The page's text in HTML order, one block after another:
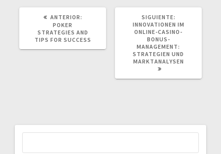
ANTERIOR:
POKER
STRATEGIES AND
TIPS FOR SUCCESS
SIGUIENTE:
POST:
INNOVATIONEN IM
ONLINE-CASINO-
BONUS-
MANAGEMENT:
STRATEGIEN UND
MARKTANALYSEN